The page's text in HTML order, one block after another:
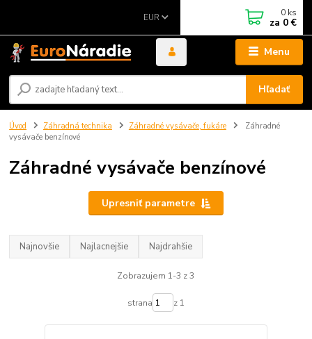
Menu
EUR
Hľadať
0 ks
za 0 €
Úvod Záhradná technika Záhradné vysávače, fukáre
Záhradné
vysávače benzínové
Záhradné vysávače benzínové
Upresniť parametre
Najnovšie Najlacnejšie Najdrahšie
Zobrazujem 1-3 z 3
strana z 1